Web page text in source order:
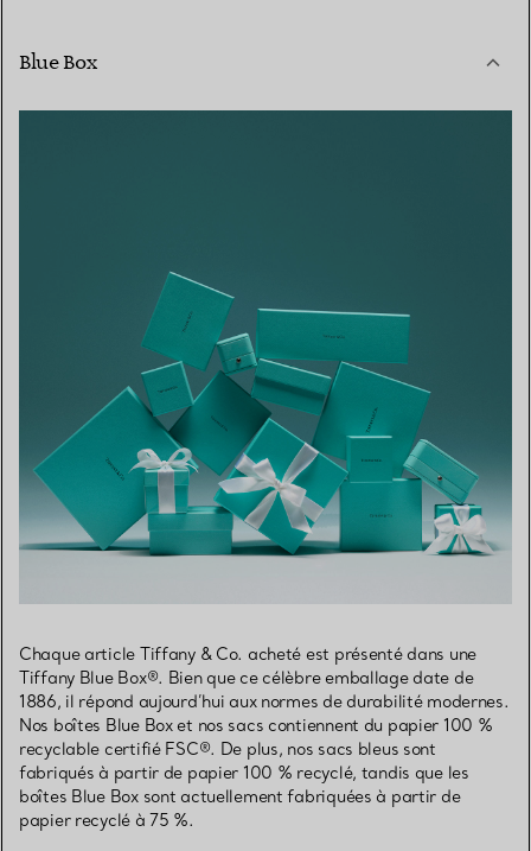
Blue Box
Chaque article Tiffany & Co. acheté est présenté dans une
Tiffany Blue Box®. Bien que ce célèbre emballage date de
1886, il répond aujourd’hui aux normes de durabilité modernes.
Nos boîtes Blue Box et nos sacs contiennent du papier 100 %
recyclable certifié FSC®. De plus, nos sacs bleus sont
fabriqués à partir de papier 100 % recyclé, tandis que les
boîtes Blue Box sont actuellement fabriquées à partir de
papier recyclé à 75 %.